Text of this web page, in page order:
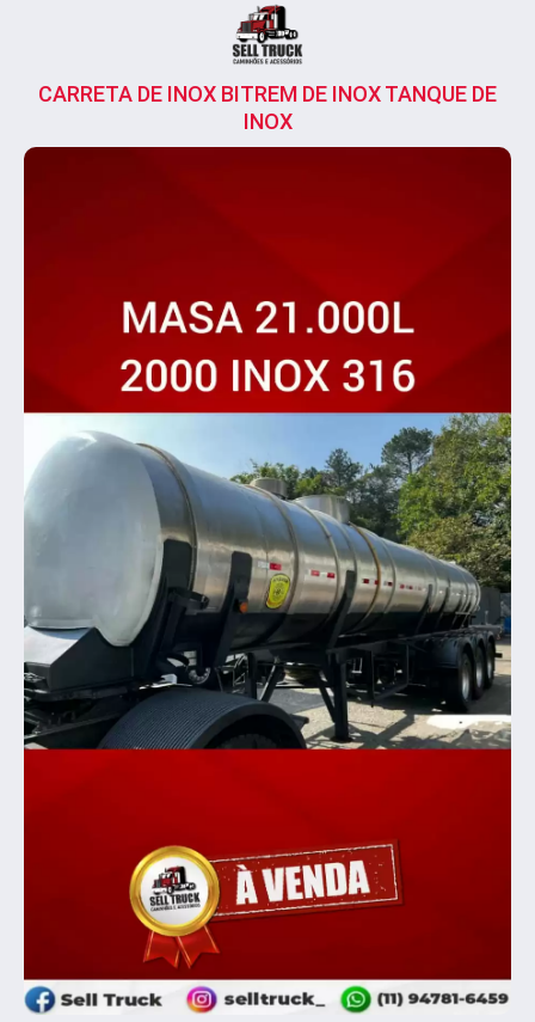
CARRETA DE INOX BITREM DE INOX TANQUE DE
INOX